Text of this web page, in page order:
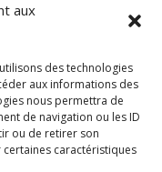
aux
des technologies
aux informations des
nous permettra de
de navigation ou les ID
ou de retirer son
caractéristiques